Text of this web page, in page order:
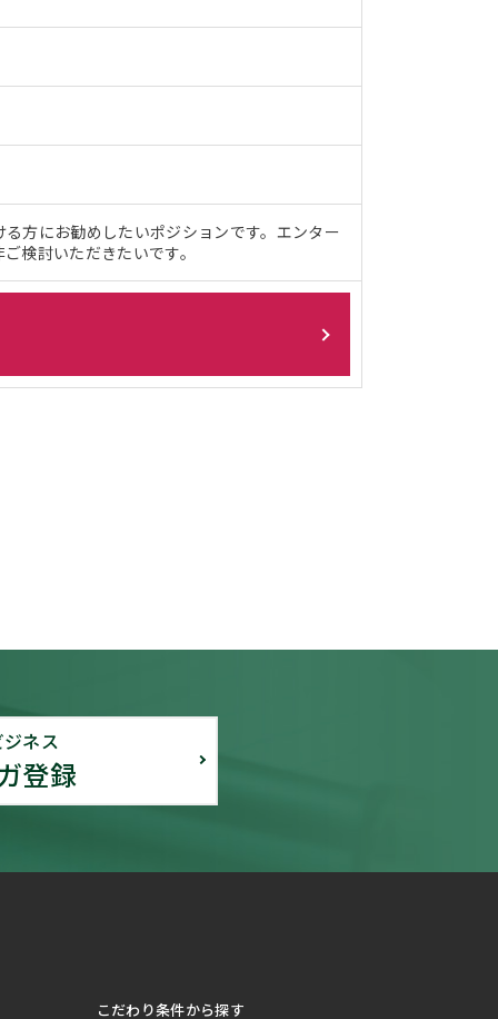
方にお勧めしたいポジションです。エンター
検討いただきたいです。
ネス
登録
こだわり条件から探す